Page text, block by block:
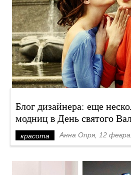
Блог дизайнера: еще
модниц в День святого
красота Анна Опря, 12